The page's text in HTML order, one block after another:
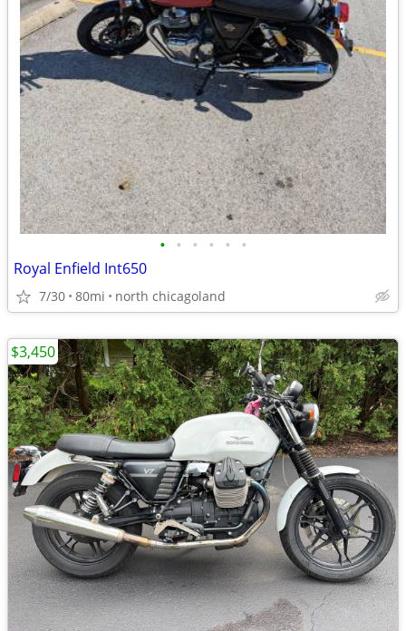
• • • • • •
Royal Enfield Int650
7/30 80mi north chicagoland
$3,450